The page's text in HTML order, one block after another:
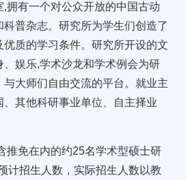
拥有一个对公众开放的中国古动
普杂志。研究所为学生们创造了
优质的学习条件。研究所开设的文
娱乐,学术沙龙和学术例会为研
大师们自由交流的平台。就业主
其他科研事业单位、自主择业
推免在内的约25名学术型硕士研
计招生人数，实际招生人数以教